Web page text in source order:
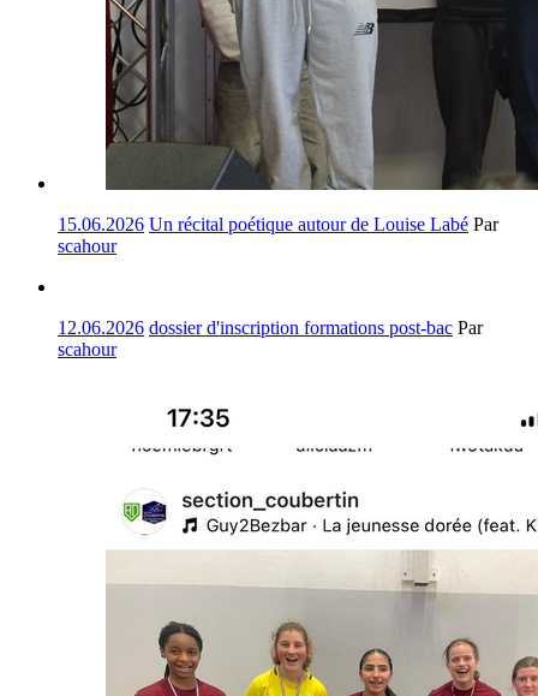
15.06.2026 Un récital poétique autour de Louise Labé Par
scahour
12.06.2026 dossier d'inscription formations post-bac Par
scahour